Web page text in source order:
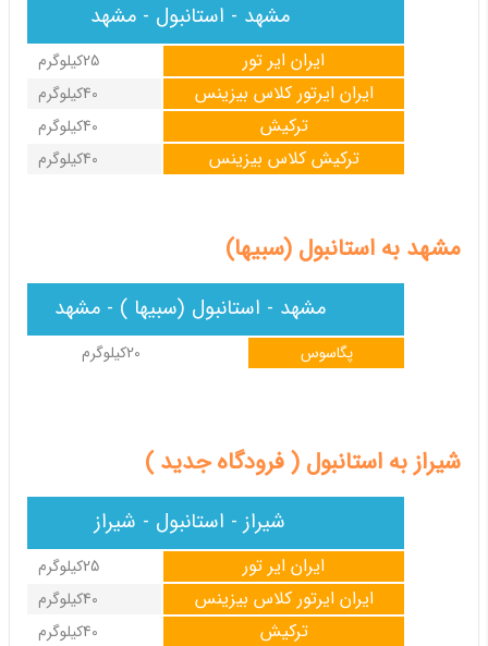
مشهد - استانبول - مشهد
25کیلوگرم ایران ایر تور
40کیلوگرم ایران ایرتور کلاس بیزینس
40کیلوگرم ترکیش
40کیلوگرم ترکیش کلاس بیزینس
مشهد به استانبول (سبیها)
مشهد - استانبول (سبیها ) - مشهد
20کیلوگرم پگاسوس
شیراز به استانبول ( فرودگاه جدید )
شیراز - استانبول - شیراز
25کیلوگرم ایران ایر تور
40کیلوگرم ایران ایرتور کلاس بیزینس
40کیلوگرم ترکیش